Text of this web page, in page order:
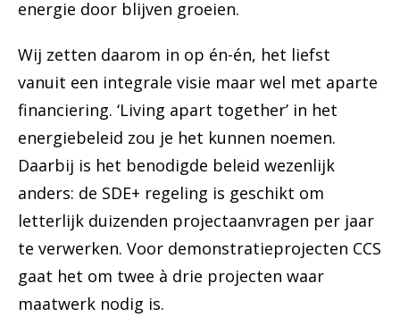
energie door blijven groeien.
Wij zetten daarom in op én-én, het liefst
vanuit een integrale visie maar wel met aparte
financiering. ‘Living apart together’ in het
energiebeleid zou je het kunnen noemen.
Daarbij is het benodigde beleid wezenlijk
anders: de SDE+ regeling is geschikt om
letterlijk duizenden projectaanvragen per jaar
te verwerken. Voor demonstratieprojecten CCS
gaat het om twee à drie projecten waar
maatwerk nodig is.